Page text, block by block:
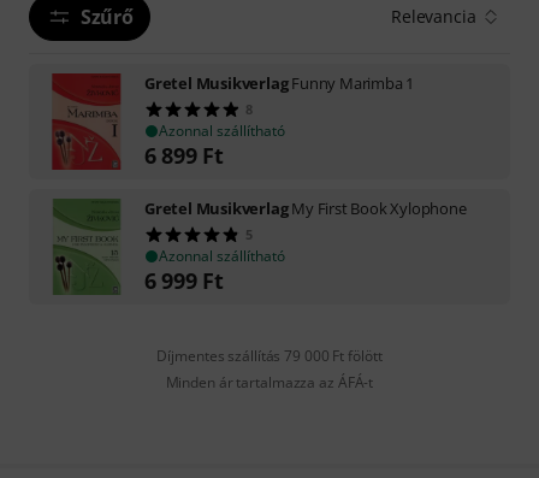
Szűrő Relevancia
Gretel MusikverlagFunny Marimba 1
8
Azonnal szállítható
6 899 Ft
Gretel MusikverlagMy First Book Xylophone
5
Azonnal szállítható
6 999 Ft
Díjmentes szállítás 79 000 Ft fölött
Minden ár tartalmazza az ÁFÁ-t